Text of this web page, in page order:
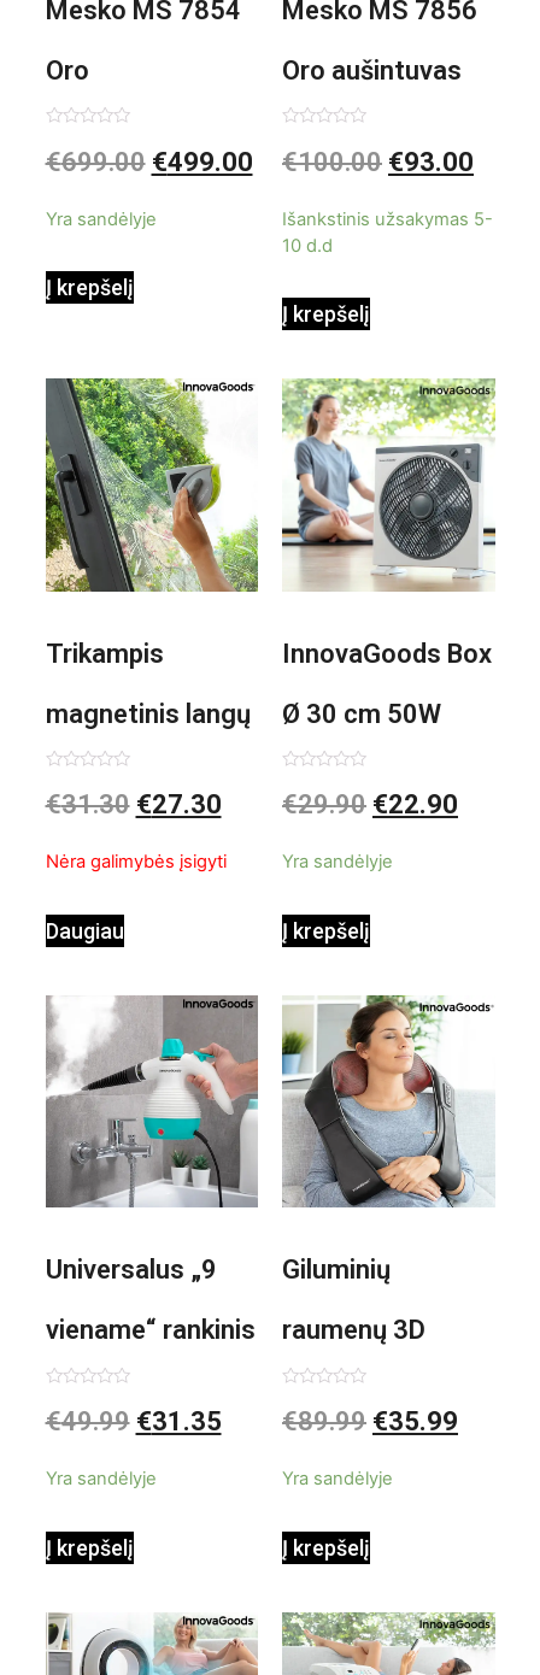
Mesko MS 7854
Oro
kondicionierius
0
iš
€699.00 €499.00
Yra sandėlyje
Į krepšelį
Mesko MS 7856
Oro aušintuvas
be ašmenų 3in1
0
iš
€100.00 €93.00
Išankstinis užsakymas 5-
10 d.d
Į krepšelį
Trikampis
magnetinis langų
valiklis Klinmag
0
iš
€31.30 €27.30
Nėra galimybės įsigyti
Daugiau
InnovaGoods Box
Ø 30 cm 50W
Baltai pilkas
0
iš
€29.90 €22.90
Yra sandėlyje
Į krepšelį
Universalus „9
viename“ rankinis
garintuvas su
0,35 L 3 Bar
1000W
0
iš
€49.99 €31.35
Yra sandėlyje
Į krepšelį
Giluminių
raumenų 3D
elektrinis
Shiatsu
0
iš
€89.99 €35.99
Yra sandėlyje
Į krepšelį